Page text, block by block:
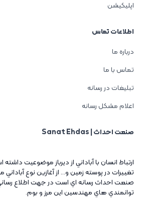
اپلیکیشن
اطلاعات تماس
درباره ما
تماس با ما
تبلیغات در رسانه
اعلام مشکل رسانه
صنعت احداث | Sanat Ehdas
ارتباط انسان با آباداني از ديرباز موضوعيت داشته
تغييرات در پوسته زمين و... از آغازين نوع
صنعت احداث رسانه اي است در جهت اطلاع
توانمندي هاي مهندسين اين مرز و بوم.